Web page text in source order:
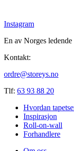
Instagram
En av Norges
Kontakt:
ordre@storeys.no
Tlf: 63 93 88 20
Hvordan
Inspirasjon
Roll-on-wall
Forhandlere